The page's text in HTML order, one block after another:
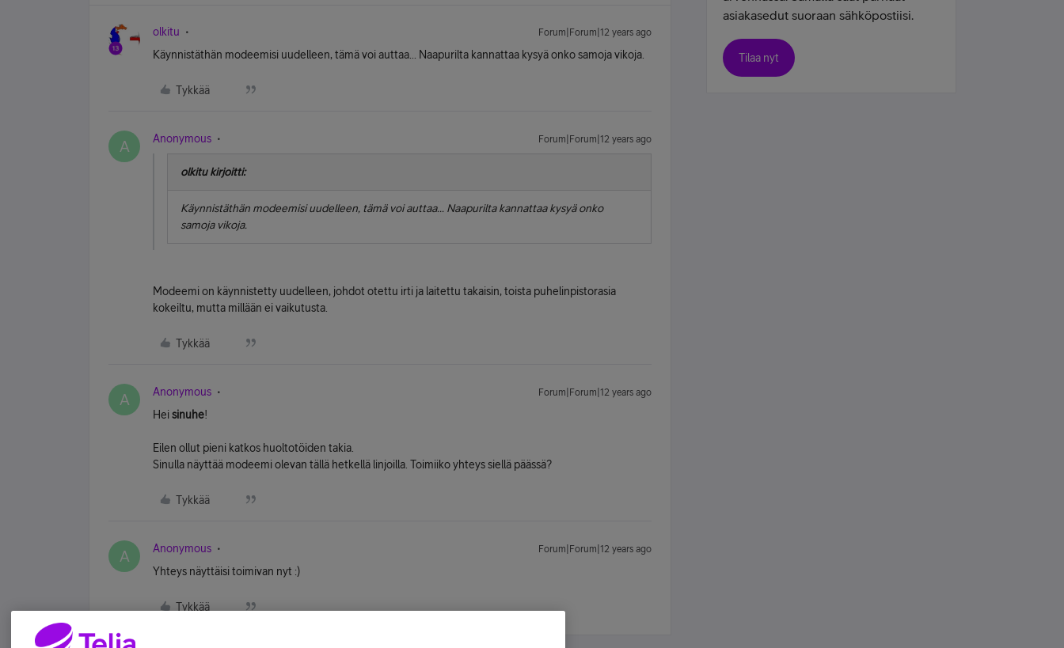
olkitu Forum|Forum|12 years ago
Käynnistäthän modeemisi uudelleen, tämä voi auttaa... Naapurilta kannattaa kysyä onko samoja vikoja.
Tykkää
A Anonymous Forum|Forum|12 years ago
olkitu kirjoitti:
Käynnistäthän modeemisi uudelleen, tämä voi auttaa... Naapurilta kannattaa kysyä onko
samoja vikoja.
Modeemi on käynnistetty uudelleen, johdot otettu irti ja laitettu takaisin, toista puhelinpistorasia
kokeiltu, mutta millään ei vaikutusta.
Tykkää
A Anonymous Forum|Forum|12 years ago
Heisinuhe!
Eilen ollut pieni katkos huoltotöiden takia.
Sinulla näyttää modeemi olevan tällä hetkellä linjoilla. Toimiiko yhteys siellä päässä?
Tykkää
A Anonymous Forum|Forum|12 years ago
Yhteys näyttäisi toimivan nyt :)
Tykkää
asiakasedut suoraan sähköpostiisi.
Tilaa nyt